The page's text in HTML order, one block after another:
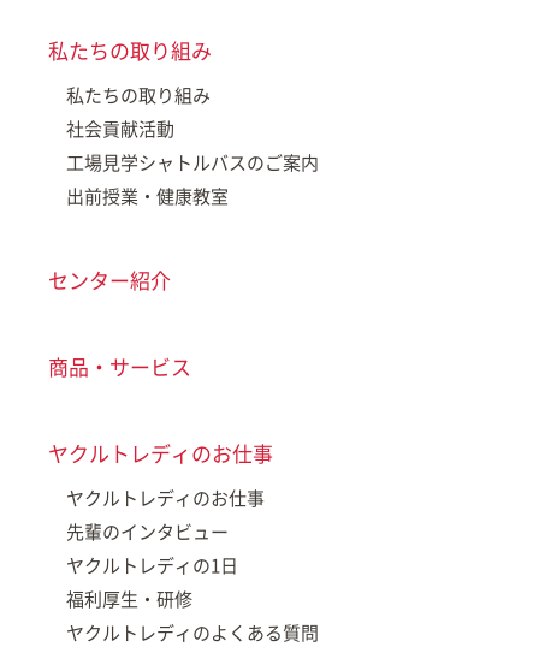
私たちの取り組み
私たちの取り組み
社会貢献活動
工場見学シャトルバスのご案内
出前授業・健康教室
センター紹介
商品・サービス
ヤクルトレディのお仕事
ヤクルトレディのお仕事
先輩のインタビュー
ヤクルトレディの1日
福利厚生・研修
ヤクルトレディのよくある質問